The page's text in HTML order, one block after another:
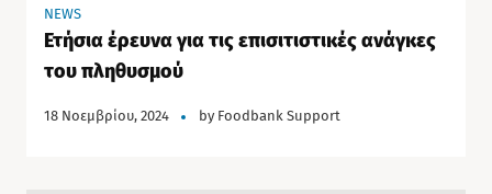
NEWS
Ετήσια έρευνα για τις επισιτιστικές ανάγκες
του πληθυσμού
18 Νοεμβρίου, 2024 by Foodbank Support